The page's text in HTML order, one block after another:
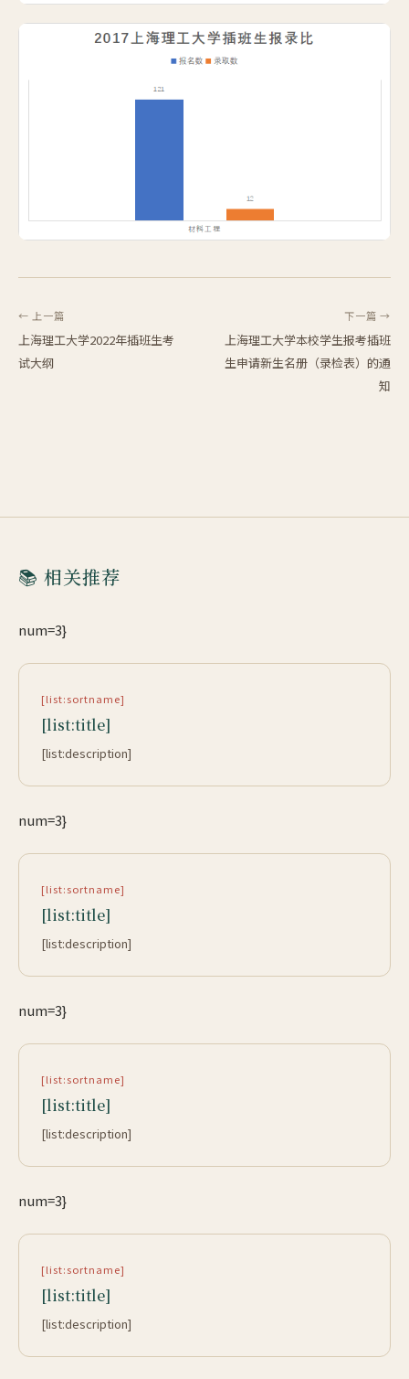
← 上一篇
上海理工大学2022年插班生考
试大纲
下一篇 →
上海理工大学本校学生报考插班
生申请新生名册（录检表）的通
知
📚 相关推荐
num=3}
[list:sortname]
[list:title]
[list:description]
num=3}
[list:sortname]
[list:title]
[list:description]
num=3}
[list:sortname]
[list:title]
[list:description]
num=3}
[list:sortname]
[list:title]
[list:description]